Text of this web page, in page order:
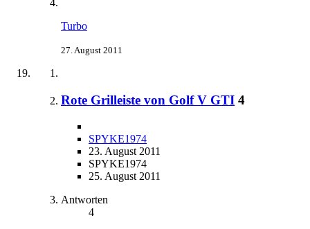
Turbo
27. August 2011
Rote Grilleiste von Golf V GTI 4
SPYKE1974
23. August 2011
SPYKE1974
25. August 2011
Antworten
4